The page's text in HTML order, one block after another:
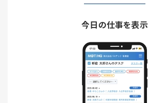
今日の仕事を表示